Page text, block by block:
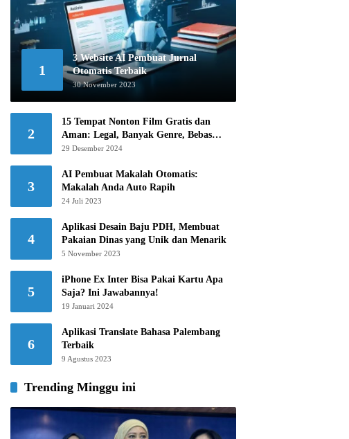
1
3 Website AI Pembuat Jurnal
Otomatis Terbaik
30 November 2023
2
15 Tempat Nonton Film Gratis dan
Aman: Legal, Banyak Genre, Bebas
Khawatir!
29 Desember 2024
3
AI Pembuat Makalah Otomatis:
Makalah Anda Auto Rapih
24 Juli 2023
4
Aplikasi Desain Baju PDH, Membuat
Pakaian Dinas yang Unik dan Menarik
5 November 2023
5
iPhone Ex Inter Bisa Pakai Kartu Apa
Saja? Ini Jawabannya!
19 Januari 2024
6
Aplikasi Translate Bahasa Palembang
Terbaik
9 Agustus 2023
Trending Minggu ini